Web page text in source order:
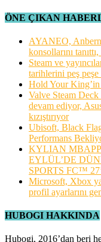
ÖNE ÇIKAN
AYANEO,
konsollarını
Steam ve
tarihlerini peş
Hold Your King’in
Valve Steam Deck
devam ediyor,
kızıştırıyor
Ubisoft, Black
Performans
KYLIAN
EYLÜL’DE
SPORTS FC™
Microsoft, Xbox
profil ayarlarını
HUBOGI HAKKINDA
Hubogi, 2016’dan beri